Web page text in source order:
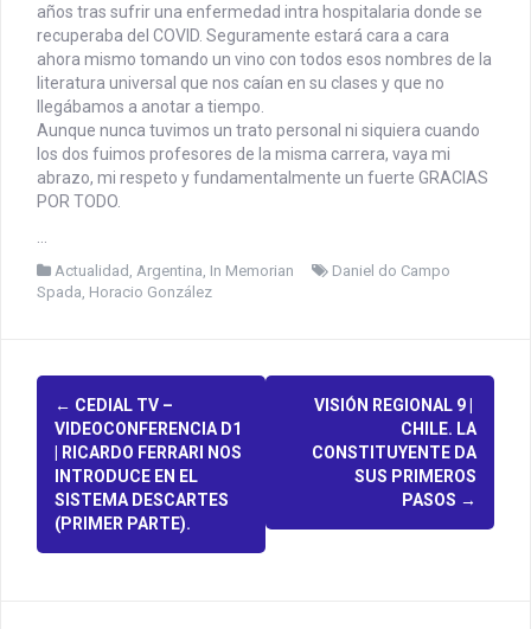
años tras sufrir una enfermedad intra hospitalaria donde se
recuperaba del COVID. Seguramente estará cara a cara
ahora mismo tomando un vino con todos esos nombres de la
literatura universal que nos caían en su clases y que no
llegábamos a anotar a tiempo.
Aunque nunca tuvimos un trato personal ni siquiera cuando
los dos fuimos profesores de la misma carrera, vaya mi
abrazo, mi respeto y fundamentalmente un fuerte GRACIAS
POR TODO.
Actualidad Argentina In Memorian
Daniel do Campo
Spada Horacio González
P
t
← CEDIAL TV –
VIDEOCONFERENCIA D1
| RICARDO FERRARI NOS
INTRODUCE EN EL
SISTEMA DESCARTES
(PRIMER PARTE).
VISIÓN REGIONAL 9 |
CHILE. LA
CONSTITUYENTE DA
SUS PRIMEROS
PASOS →